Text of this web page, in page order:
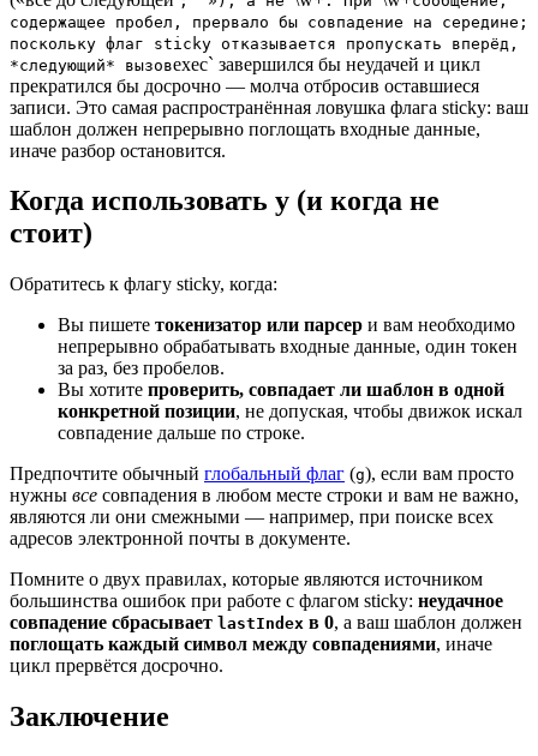
содержащее пробел, прервало бы совпадение на середине;
поскольку флаг sticky отказывается пропускать вперёд,
*следующий* вызовexec` завершился бы неудачей и цикл
прекратился бы досрочно — молча отбросив оставшиеся
записи. Это самая распространённая ловушка флага sticky: ваш
шаблон должен непрерывно поглощать входные данные,
иначе разбор остановится.
Когда использовать y (и когда не
стоит)
Обратитесь к флагу sticky, когда:
Вы пишете токенизатор или парсер и вам необходимо
непрерывно обрабатывать входные данные, один токен
за раз, без пробелов.
Вы хотите проверить, совпадает ли шаблон в одной
конкретной позиции, не допуская, чтобы движок искал
совпадение дальше по строке.
Предпочтите обычный глобальный флаг (g), если вам просто
нужны все совпадения в любом месте строки и вам не важно,
являются ли они смежными — например, при поиске всех
адресов электронной почты в документе.
Помните о двух правилах, которые являются источником
большинства ошибок при работе с флагом sticky: неудачное
совпадение сбрасывает lastIndex в 0, а ваш шаблон должен
поглощать каждый символ между совпадениями, иначе
цикл прервётся досрочно.
Заключение